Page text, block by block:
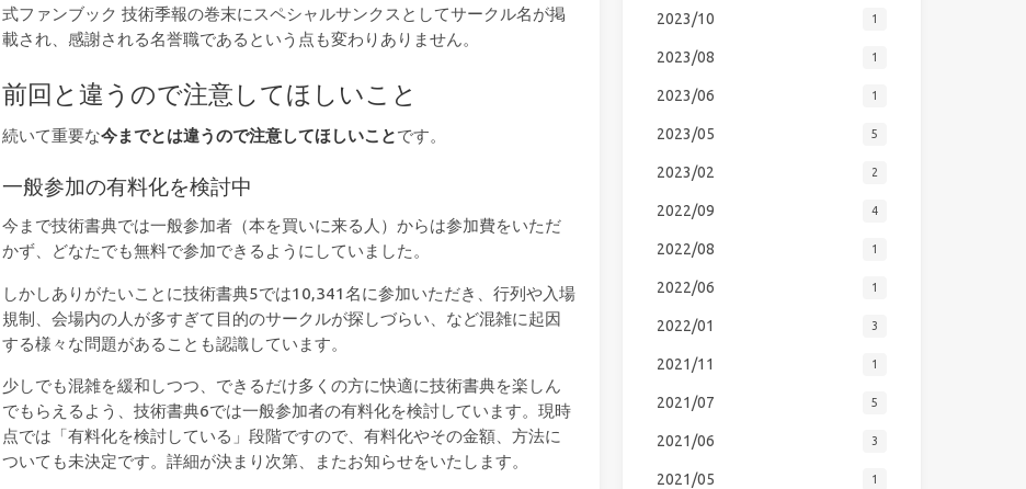
式ファンブック 技術季報の巻末にスペシャルサンクスとしてサークル名が掲
載され、感謝される名誉職であるという点も変わりありません。
前回と違うので注意してほしいこと
続いて重要な今までとは違うので注意してほしいことです。
一般参加の有料化を検討中
今まで技術書典では一般参加者（本を買いに来る人）からは参加費をいただ
かず、どなたでも無料で参加できるようにしていました。
しかしありがたいことに技術書典5では10,341名に参加いただき、行列や入場
規制、会場内の人が多すぎて目的のサークルが探しづらい、など混雑に起因
する様々な問題があることも認識しています。
少しでも混雑を緩和しつつ、できるだけ多くの方に快適に技術書典を楽しん
でもらえるよう、技術書典6では一般参加者の有料化を検討しています。現時
点では「有料化を検討している」段階ですので、有料化やその金額、方法に
ついても未決定です。詳細が決まり次第、またお知らせをいたします。
2023/10 1
2023/08 1
2023/06 1
2023/05 5
2023/02 2
2022/09 4
2022/08 1
2022/06 1
2022/01 3
2021/11 1
2021/07 5
2021/06 3
2021/05 1